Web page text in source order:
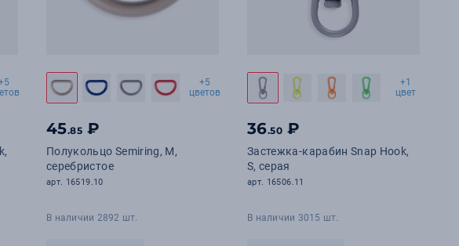
+5
цветов
45.85 ₽
Полукольцо Semiring, М,
серебристое
арт. 16519.10
В наличии 2892 шт.
+1
цвет
36.50 ₽
Застежка-карабин Snap Hook,
S, серая
арт. 16506.11
В наличии 3015 шт.